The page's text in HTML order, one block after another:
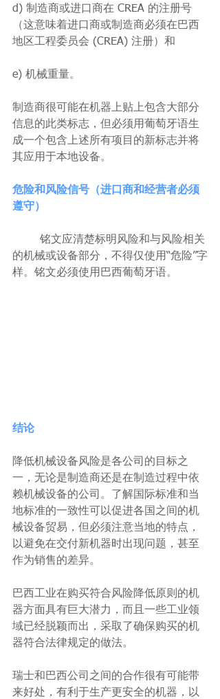
d) 制造商或进口商在 CREA 的注册号
（这意味着进口商或制造商必须在巴西
地区工程委员会 (CREA) 注册）和
e) 机械重量。
制造商很可能在机器上贴上包含大部分
信息的此类标志，但必须用葡萄牙语生
成一个包含上述所有项目的新标志并将
其应用于本地设备。
危险和风险信号（进口商和经营者必须
遵守）
的机械或设备部分，不得仅使用“危险”字
样。铭文必须使用巴西葡萄牙语。
结论
降低机械设备风险是各公司的目标之
一，无论是制造商还是在制造过程中依
赖机械设备的公司。了解国际标准和当
地标准的一致性可以促进各国之间的机
械设备贸易，但必须注意当地的特点，
以避免在交付新机器时出现问题，甚至
作为销售的差异。
巴西工业在购买符合风险降低原则的机
器方面具有巨大潜力，而且一些工业领
域已经脱颖而出，采取了确保购买的机
器符合法律规定的做法。
瑞士和巴西公司之间的合作很有可能带
来好处，有利于生产更安全的机器，以